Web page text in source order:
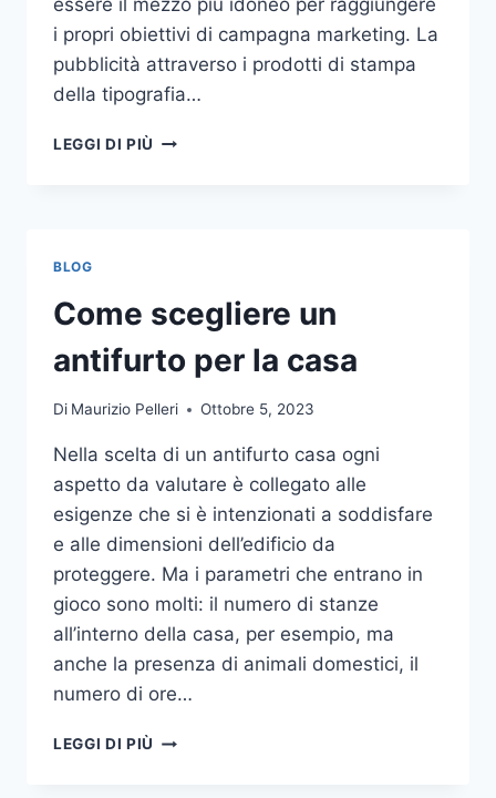
i propri obiettivi di campagna marketing. La
pubblicità attraverso i prodotti di stampa
della tipografia…
LEGGI DI PIÙ VUOI
A
UNA
TIPOGRAFIA
ECCO
SCEGLIERE
BLOG
Come scegliere un
antifurto per la casa
Di Maurizio Pelleri Ottobre 5, 2023
Nella scelta di un antifurto casa ogni
aspetto da valutare è collegato alle
esigenze che si è intenzionati a soddisfare
e alle dimensioni dell’edificio da
proteggere. Ma i parametri che entrano in
gioco sono molti: il numero di stanze
all’interno della casa, per esempio, ma
anche la presenza di animali domestici, il
numero di ore…
LEGGI DI PIÙ COME